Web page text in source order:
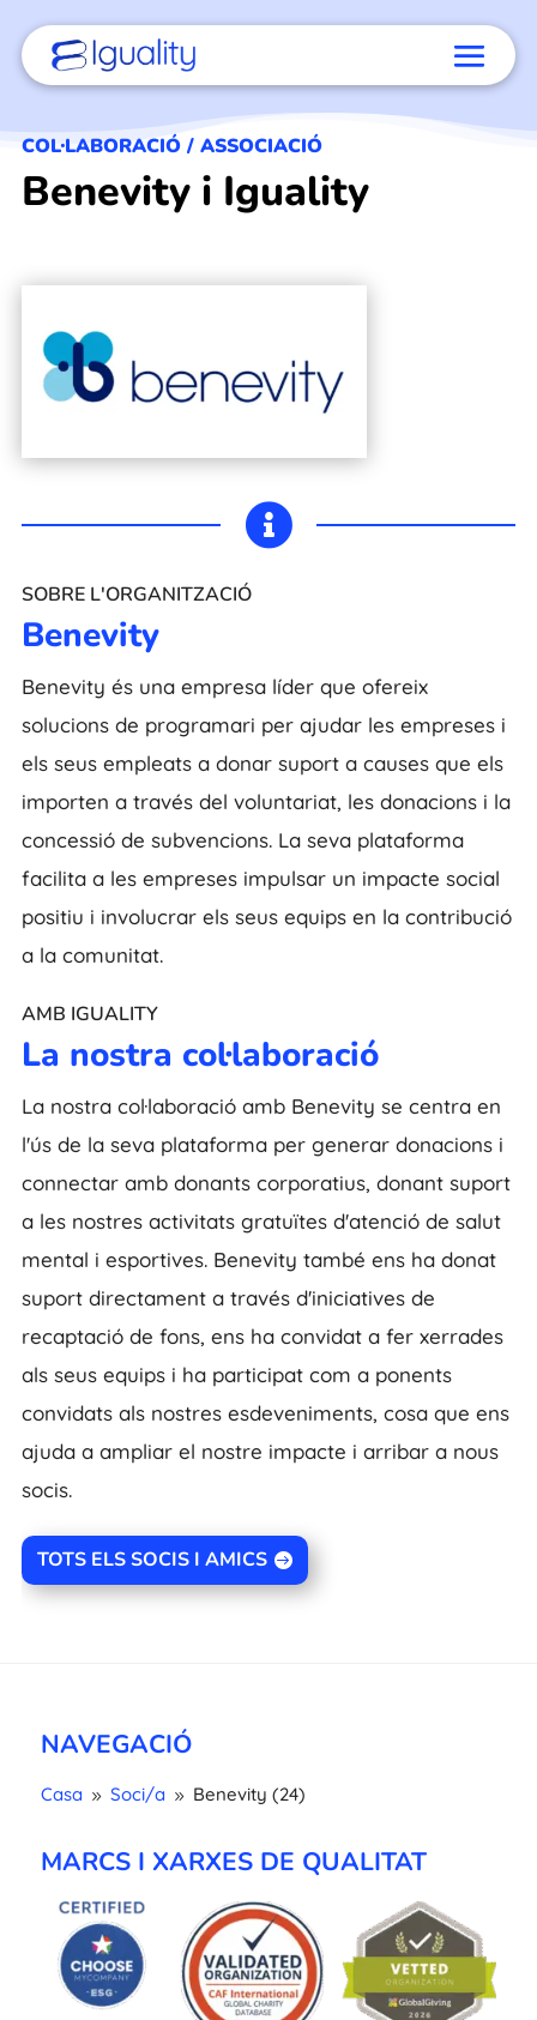
COL·LABORACIÓ / ASSOCIACIÓ
Benevity i Iguality

SOBRE L'ORGANITZACIÓ
Benevity
Benevity és una empresa líder que ofereix
solucions de programari per ajudar les empreses i
els seus empleats a donar suport a causes que els
importen a través del voluntariat, les donacions i la
concessió de subvencions. La seva plataforma
facilita a les empreses impulsar un impacte social
positiu i involucrar els seus equips en la contribució
a la comunitat.
AMB IGUALITY
La nostra col·laboració
La nostra col·laboració amb Benevity se centra en
l'ús de la seva plataforma per generar donacions i
connectar amb donants corporatius, donant suport
a les nostres activitats gratuïtes d'atenció de salut
mental i esportives. Benevity també ens ha donat
suport directament a través d'iniciatives de
recaptació de fons, ens ha convidat a fer xerrades
als seus equips i ha participat com a ponents
convidats als nostres esdeveniments, cosa que ens
ajuda a ampliar el nostre impacte i arribar a nous
socis.
TOTS ELS SOCIS I AMICS
NAVEGACIÓ
Casa 9 Soci/a 9 Benevity (24)
MARCS I XARXES DE QUALITAT